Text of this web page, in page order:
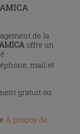
de la
offre un
:
mail et
gratuit ou
À propos de